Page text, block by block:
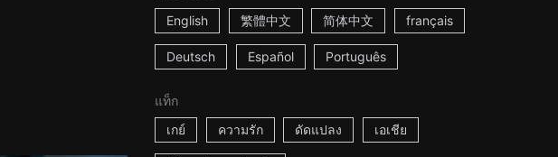
English
繁體中文 简体中文 français
Deutsch Español Português
แท็ก
เกย์
ความรัก ดัดแปลง เอเชีย